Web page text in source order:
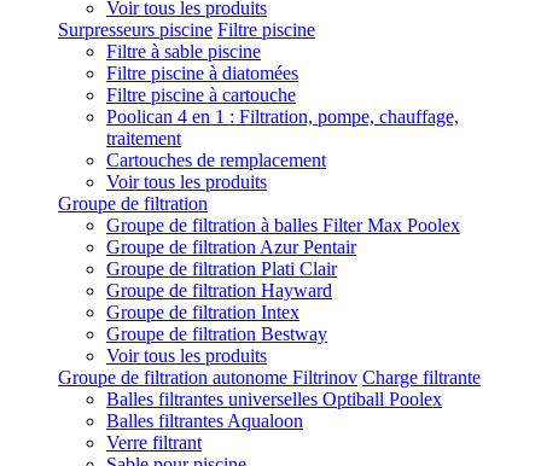
Voir tous les produits
Surpresseurs piscine Filtre piscine
Filtre à sable piscine
Filtre piscine à diatomées
Filtre piscine à cartouche
Poolican 4 en 1 : Filtration, pompe, chauffage,
traitement
Cartouches de remplacement
Voir tous les produits
Groupe de filtration
Groupe de filtration à balles Filter Max Poolex
Groupe de filtration Azur Pentair
Groupe de filtration Plati Clair
Groupe de filtration Hayward
Groupe de filtration Intex
Groupe de filtration Bestway
Voir tous les produits
Groupe de filtration autonome Filtrinov Charge filtrante
Balles filtrantes universelles Optiball Poolex
Balles filtrantes Aqualoon
Verre filtrant